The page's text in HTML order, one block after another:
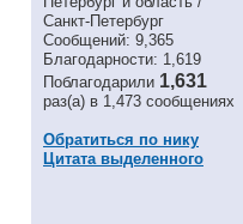
Санкт-Петербург
Сообщений: 9,365
Благодарности: 1,619
Поблагодарили 1,631
раз(а) в 1,473 сообщениях
Обратиться по нику
Цитата выделенного